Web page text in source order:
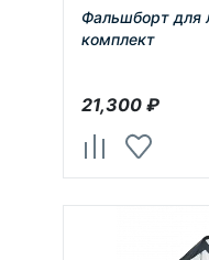
Фальшборт для
комплект
21,300₽